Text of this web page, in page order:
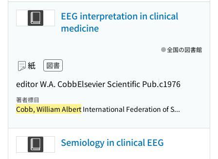
EEG interpretation in clinical
medicine
紙 図書
editor W.A. CobbElsevier Scientific Pub.c1976
全国の図書館
著者標目
Cobb, William Albert International Federation of S...
Semiology in clinical EEG